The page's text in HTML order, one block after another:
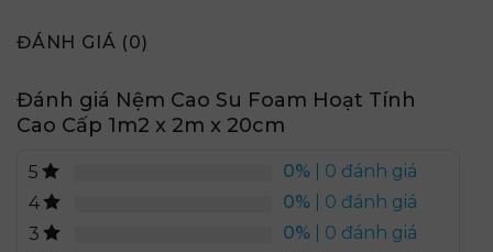
ĐÁNH GIÁ (0)
Đánh giá Nệm Cao Su Foam Hoạt Tính
Cao Cấp 1m2 x 2m x 20cm
5 0% | 0 đánh giá
4
0% | 0 đánh giá
3
0% | 0 đánh giá